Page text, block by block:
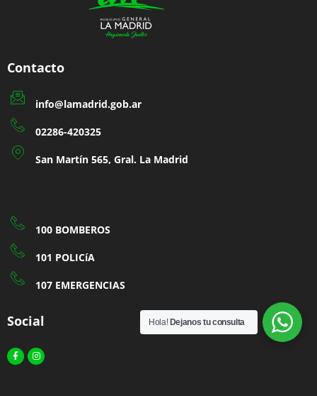
Contacto
info@lamadrid.gob.ar
02286-420325
San Martín 565, Gral. La Madrid
100 BOMBEROS
101 POLICíA
107 EMERGENCIAS
Social
Facebook-
f
Instagram
Hola! Dejanos tu consulta